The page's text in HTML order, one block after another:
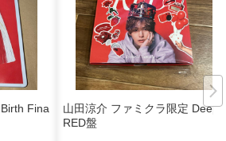
Fina
山田涼介 ファミクラ限定 Deep
RED盤